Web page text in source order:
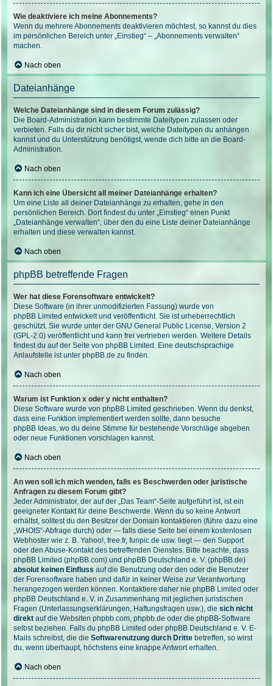
Wie deaktiviere ich meine Abonnements?
Wenn du mehrere Abonnements deaktivieren möchtest, so kannst du dies
im persönlichen Bereich unter „Einstieg“ – „Abonnements verwalten“
machen.
Nach oben
Dateianhänge
Welche Dateianhänge sind in diesem Forum zulässig?
Die Board-Administration kann bestimmte Dateitypen zulassen oder
verbieten. Falls du dir nicht sicher bist, welche Dateitypen du anhängen
kannst und du Unterstützung benötigst, wende dich bitte an die Board-
Administration.
Nach oben
Kann ich eine Übersicht all meiner Dateianhänge erhalten?
Um eine Liste all deiner Dateianhänge zu erhalten, gehe in den
persönlichen Bereich. Dort findest du unter „Einstieg“ einen Punkt
„Dateianhänge verwalten“, über den du eine Liste deiner Dateianhänge
erhalten und diese verwalten kannst.
Nach oben
phpBB betreffende Fragen
Wer hat diese Forensoftware entwickelt?
Diese Software (in ihrer unmodifizierten Fassung) wurde von
phpBB Limited entwickelt und veröffentlicht. Sie ist urheberrechtlich
geschützt. Sie wurde unter der GNU General Public License, Version 2
(GPL-2.0) veröffentlicht und kann frei vertrieben werden. Weitere Details
findest du auf der Seite von phpBB Limited . Eine deutschsprachige
Anlaufstelle ist unter phpBB.de zu finden.
Nach oben
Warum ist Funktion x oder y nicht enthalten?
Diese Software wurde von phpBB Limited geschrieben. Wenn du denkst,
dass eine Funktion implementiert werden sollte, dann besuche
phpBB Ideas, wo du deine Stimme für bestehende Vorschläge abgeben
oder neue Funktionen vorschlagen kannst.
Nach oben
An wen soll ich mich wenden, falls es Beschwerden oder juristische
Anfragen zu diesem Forum gibt?
Jeder Administrator, der auf der „Das Team“-Seite aufgeführt ist, ist ein
geeigneter Kontakt für deine Beschwerde. Wenn du so keine Antwort
erhältst, solltest du den Besitzer der Domain kontaktieren (führe dazu eine
„WHOIS“-Abfrage durch) oder — falls diese Seite bei einem kostenlosen
Webhoster wie z. B. Yahoo!, free.fr, funpic.de usw. liegt — den Support
oder den Abuse-Kontakt des betreffenden Dienstes. Bitte beachte, dass
phpBB Limited (phpBB.com) und phpBB Deutschland e. V. (phpBB.de)
absolut keinen Einfluss auf die Benutzung oder den oder die Benutzer
der Forensoftware haben und dafür in keiner Weise zur Verantwortung
herangezogen werden können. Kontaktiere daher nie phpBB Limited oder
phpBB Deutschland e. V. in Zusammenhang mit jeglichen juristischen
Fragen (Unterlassungserklärungen, Haftungsfragen usw.), die sich nicht
direkt auf die Websiten phpbb.com, phpbb.de oder die phpBB-Software
selbst beziehen. Falls du phpBB Limited oder phpBB Deutschland e. V. E-
Mails schreibst, die die Softwarenutzung durch Dritte betreffen, so wirst
du, wenn überhaupt, höchstens eine knappe Antwort erhalten.
Nach oben